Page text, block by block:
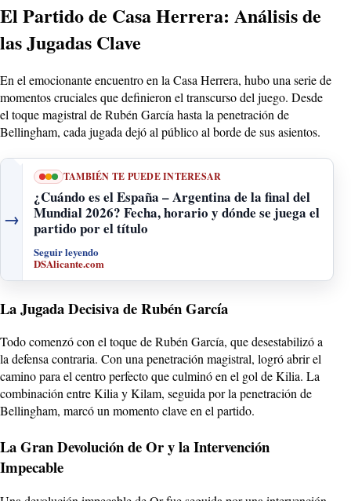
El Partido de Casa Herrera: Análisis de
las Jugadas Clave
En el emocionante encuentro en la Casa Herrera, hubo una serie de
momentos cruciales que definieron el transcurso del juego. Desde
el toque magistral de Rubén García hasta la penetración de
Bellingham, cada jugada dejó al público al borde de sus asientos.
→
TAMBIÉN TE PUEDE INTERESAR
¿Cuándo es el España – Argentina de la final del
Mundial 2026? Fecha, horario y dónde se juega el
partido por el título
Seguir leyendo
DSAlicante.com
La Jugada Decisiva de Rubén García
Todo comenzó con el toque de Rubén García, que desestabilizó a
la defensa contraria. Con una penetración magistral, logró abrir el
camino para el centro perfecto que culminó en el gol de Kilia. La
combinación entre Kilia y Kilam, seguida por la penetración de
Bellingham, marcó un momento clave en el partido.
La Gran Devolución de Or y la Intervención
Impecable